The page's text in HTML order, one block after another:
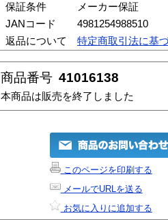
保証条件
メーカー保証
JANコード
4981254988510
返品について
特定商取引法に基
商品番号 41016138
本商品は販売を終了しました
このページを印刷する
メールでURLを送る
お気に入りに追加する